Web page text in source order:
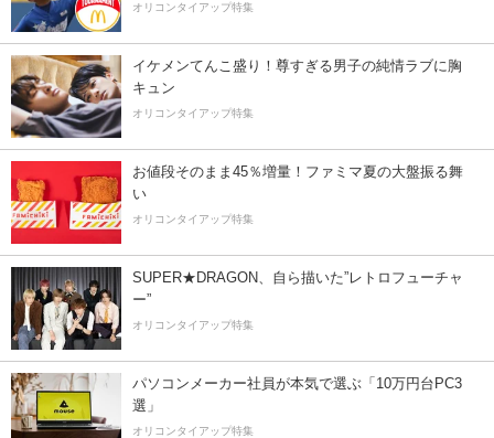
オリコンタイアップ特集
イケメンてんこ盛り！尊すぎる男子の純情ラブに胸
キュン
オリコンタイアップ特集
お値段そのまま45％増量！ファミマ夏の大盤振る舞
い
オリコンタイアップ特集
SUPER★DRAGON、自ら描いた”レトロフューチャ
ー”
オリコンタイアップ特集
パソコンメーカー社員が本気で選ぶ「10万円台PC3
選」
オリコンタイアップ特集